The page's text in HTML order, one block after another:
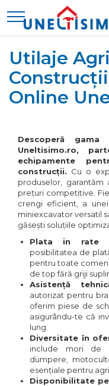
Prelucrare biomasa
Aspiratoare si
frunze
Accesorii
termic
Despicatoare
Despicatoare
Despicatoare
PTO
Fierastraie
Infoliatoare
Linii taiere si
Masini de maturat
Mori de cereale
Polizoare de cioturi
Tocatoare electrice
Tocatoare
Transport si
Dumpere si roabe
Accesorii dumpere
Benzi
Incarcatoare
Incarcatoare
rotative
Motostivuitoare
Nacele
Remorci
Agricultural trailers
Remorci Tehnologice
Sisteme spalat
Transpaleti si
Trolii forestiere
Prelucrarea solului
Accesorii utilaje
Accesorii excavatoare
Colectoare de piatra
Pluguri
Pluguri de zapada
Sisteme foraj si burghie
Tamburi de nivelare
Miniexcavatoare
Buldoexcavatoare
Cupe
Excavatoare
Freze de zapada
Incarcatoare
Masini batut stalpi
Masini de sapat
Mini-
Motocultoare si
Piese de schimb
Piese schimb
Roabe
Piese schimb
miniexcavatoare
Vegetatie
Piese schimb
Cosire si tocare
Tocatoare de
Tocatoare de vegetatie
Tocatoare de vegetatie
teleghidate
Tocatoare vegetatie
Tocatoare vegetatie
Cositoare
Tractorase de tuns
Greble rotative
Motocositoare
Roboti de tuns
Protectia si ingrijirea
Atomizoare
Distribuitoare de
ingrasaminte
Semanatori si
Tamburi irigatii
Utilaje
Online
Descoperă
Uneltisimo.ro,
echipamente
construcții. Cu o
produselor,
prețuri competitive.
crengi eficient, a
miniexcavator versatil
găsești soluțiile
Plata in rate
posibilitatea de
pentru toate
de top fără griji
Asistență
autorizat pentru
oferim piese de
asigurându-te că
lung.
Diversitate în
include mori de
dumpere,
esențiale pentru
Disponibilitate pe